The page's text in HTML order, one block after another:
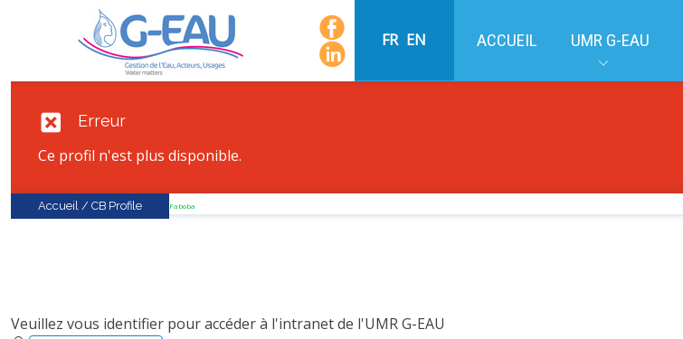
FR EN ACCUEIL UMR G-EAU
Erreur
Ce profil n'est plus disponible.
Accueil / CB Profile
FaLang translation system by Faboba
Veuillez vous identifier pour accéder à l'intranet de l'UMR G-EAU